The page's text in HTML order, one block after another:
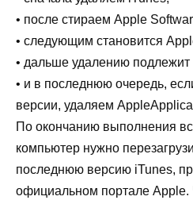
• после стираем Apple
• следующим становится
• дальше удалению подлежит
• и в последнюю очередь,
версии, удаляем
По окончанию выполнения
компьютер нужно
последнюю версию iTunes,
официальном портале Apple.